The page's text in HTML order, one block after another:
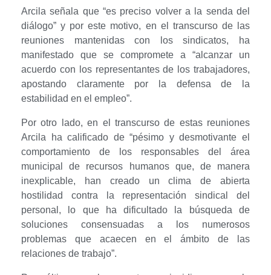
m
e
t
e
c
o
n
l
o
s
Arcila señala que “es preciso volver a la senda del
diálogo” y por este motivo, en el transcurso de las
reuniones mantenidas con los sindicatos, ha
manifestado que se compromete a “alcanzar un
acuerdo con los representantes de los trabajadores,
apostando claramente por la defensa de la
estabilidad en el empleo”.
Por otro lado, en el transcurso de estas reuniones
Arcila ha calificado de “pésimo y desmotivante el
comportamiento de los responsables del área
municipal de recursos humanos que, de manera
inexplicable, han creado un clima de abierta
hostilidad contra la representación sindical del
personal, lo que ha dificultado la búsqueda de
soluciones consensuadas a los numerosos
problemas que acaecen en el ámbito de las
relaciones de trabajo”.